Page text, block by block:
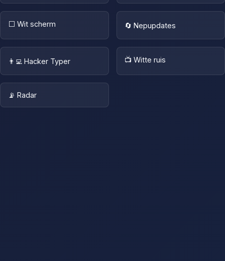
⬜ Wit scherm 🔄 Nepupdates
👨‍💻 Hacker Typer 📺 Witte ruis
📡 Radar